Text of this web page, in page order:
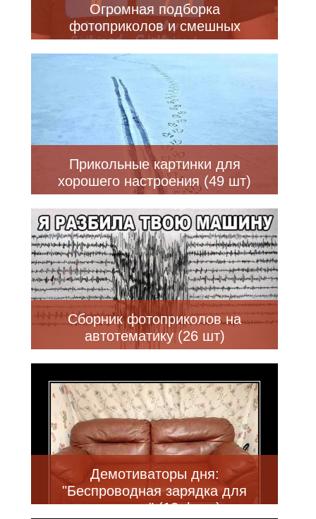
Огромная подборка
фотоприколов и смешных
картинок
Прикольные картинки для
хорошего настроения (49 шт)
Сборник фотоприколов на
автотематику (26 шт)
Демотиваторы дня:
"Беспроводная зарядка для
человека" (12 фото)